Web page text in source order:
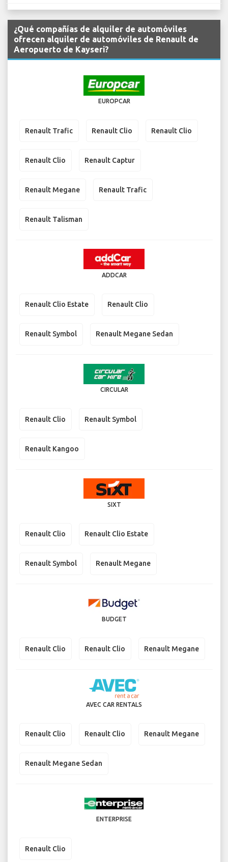
¿Qué compañías de alquiler de automóviles
ofrecen alquiler de automóviles de Renault de
Aeropuerto de Kayseri?
EUROPCAR
Renault Trafic Renault Clio Renault Clio
Renault Clio Renault Captur
Renault Megane Renault Trafic
Renault Talisman
ADDCAR
Renault Clio Estate Renault Clio
Renault Symbol Renault Megane Sedan
CIRCULAR
Renault Clio Renault Symbol
Renault Kangoo
SIXT
Renault Clio Renault Clio Estate
Renault Symbol Renault Megane
BUDGET
Renault Clio Renault Clio Renault Megane
AVEC CAR RENTALS
Renault Clio Renault Clio Renault Megane
Renault Megane Sedan
ENTERPRISE
Renault Clio